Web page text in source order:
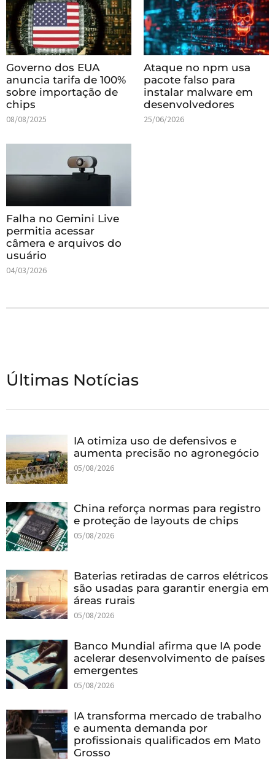
Governo dos EUA
anuncia tarifa de 100%
sobre importação de
chips
08/08/2025
Ataque no npm usa
pacote falso para
instalar malware em
desenvolvedores
25/06/2026
Falha no Gemini Live
permitia acessar
câmera e arquivos do
usuário
04/03/2026
Últimas Notícias
IA otimiza uso de defensivos e
aumenta precisão no agronegócio
05/08/2026
China reforça normas para registro
e proteção de layouts de chips
05/08/2026
Baterias retiradas de carros elétricos
são usadas para garantir energia em
áreas rurais
05/08/2026
Banco Mundial afirma que IA pode
acelerar desenvolvimento de países
emergentes
05/08/2026
IA transforma mercado de trabalho
e aumenta demanda por
profissionais qualificados em Mato
Grosso